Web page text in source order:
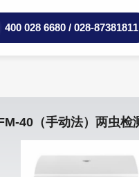
400 028 6680 / 028-87381811